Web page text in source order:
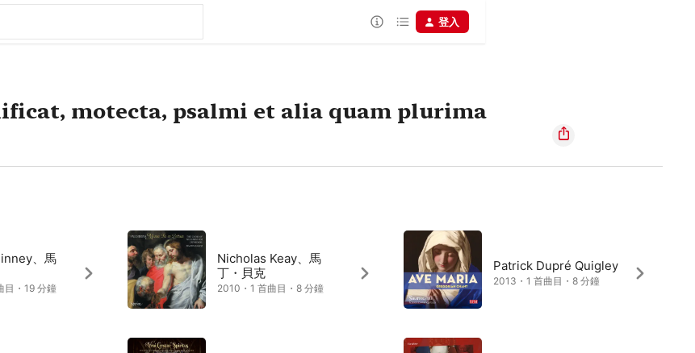
登入
motecta, psalmi et alia quam plurima
、馬
・19 分鐘
Nicholas Keay、馬
丁・貝克
2010・1 首曲目・8 分鐘
Patrick Dupré Quigley
2013・1 首曲目・8 分鐘